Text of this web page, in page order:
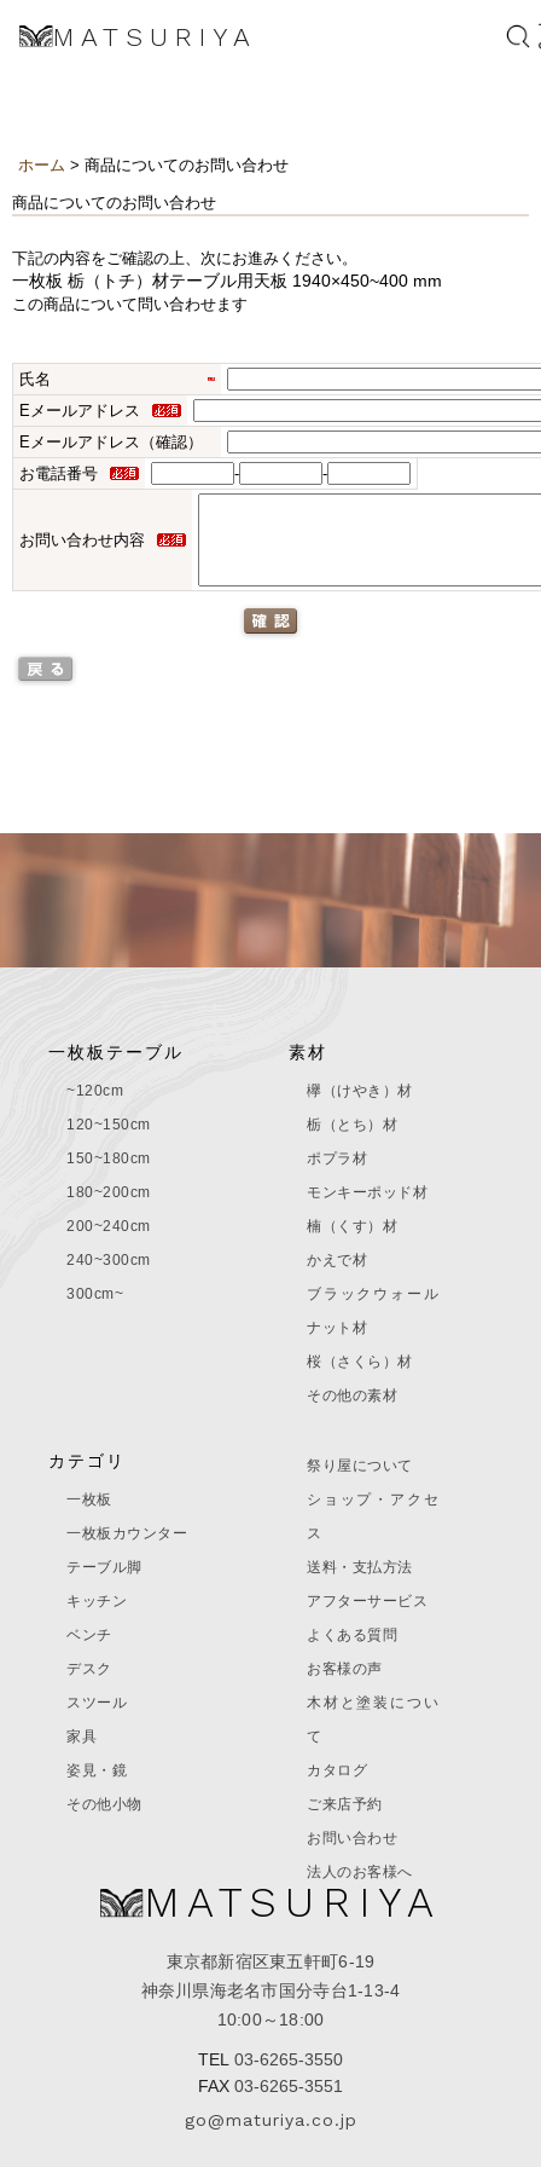
MATSURIYA
ホーム > 商品についてのお問い合わせ
商品についてのお問い合わせ
下記の内容をご確認の上、次にお進みください。
一枚板 栃（トチ）材テーブル用天板 1940×450~400 mm
この商品について問い合わせます
氏名
Eメールアドレス
Eメールアドレス（確認）
お電話番号
- -
お問い合わせ内容
MATSURIYA
東京都新宿区東五軒町6-19
神奈川県海老名市国分寺台1-13-4
10:00～18:00
TEL 03-6265-3550
FAX 03-6265-3551
go@maturiya.co.jp
一枚板テーブル
~120cm
120~150cm
150~180cm
180~200cm
200~240cm
240~300cm
300cm~
素材
欅（けやき）材
栃（とち）材
ポプラ材
モンキーポッド材
楠（くす）材
かえで材
ブラックウォール
ナット材
桜（さくら）材
その他の素材
カテゴリ
一枚板
一枚板カウンター
テーブル脚
キッチン
ベンチ
デスク
スツール
家具
姿見・鏡
その他小物
祭り屋について
ショップ・アクセ
ス
送料・支払方法
アフターサービス
よくある質問
お客様の声
木材と塗装につい
て
カタログ
ご来店予約
お問い合わせ
法人のお客様へ